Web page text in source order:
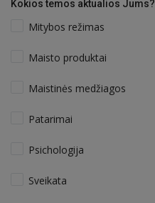
Kokios temos aktualios Jums?
Mitybos režimas
Maisto produktai
Maistinės medžiagos
Patarimai
Psichologija
Sveikata